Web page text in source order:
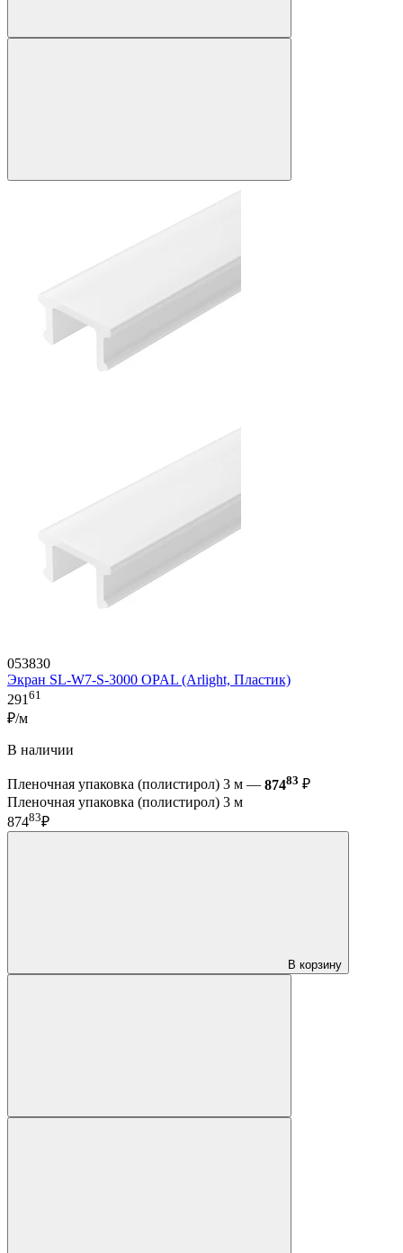
053830
Экран SL-W7-S-3000 OPAL (Arlight, Пластик)
29161
₽/м
В наличии
Пленочная упаковка (полистирол) 3 м — 87483 ₽
Пленочная упаковка (полистирол) 3 м
87483₽
В корзину